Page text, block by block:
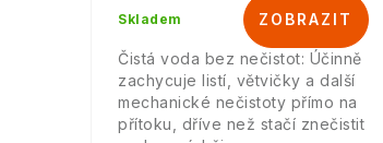
Skladem
Čistá voda bez nečistot: Účinně
zachycuje listí, větvičky a další
mechanické nečistoty přímo na
přítoku, dříve než stačí znečistit